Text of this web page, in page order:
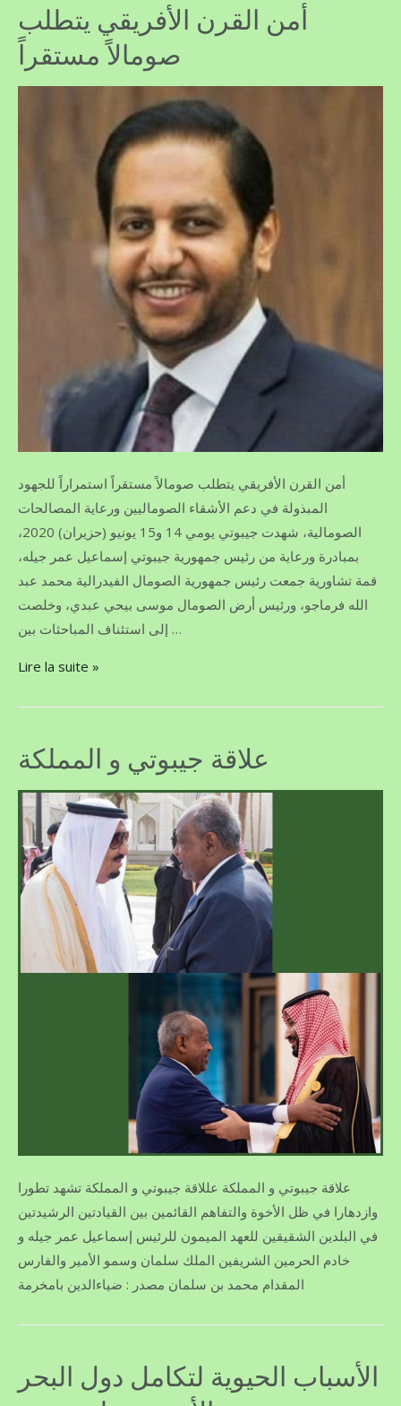
أمن القرن الأفريقي يتطلب
صومالاً مستقراً
أمن القرن الأفريقي يتطلب صومالاً مستقراً استمراراً للجهود
المبذولة في دعم الأشقاء الصوماليين ورعاية المصالحات
الصومالية، شهدت جيبوتي يومي 14 و15 يونيو (حزيران) 2020،
بمبادرة ورعاية من رئيس جمهورية جيبوتي إسماعيل عمر جيله،
قمة تشاورية جمعت رئيس جمهورية الصومال الفيدرالية محمد عبد
الله فرماجو، ورئيس أرض الصومال موسى بيحي عبدي، وخلصت
إلى استئناف المباحثات بين …
Lire la suite »
علاقة جيبوتي و المملكة
علاقة جيبوتي و المملكة عللاقة جيبوتي و المملكة تشهد تطورا
وازدهارا في ظل الأخوة والتفاهم القائمين بين القيادتين الرشيدتين
في البلدين الشقيقين للعهد الميمون للرئيس إسماعيل عمر جيله و
خادم الحرمين الشريفين الملك سلمان وسمو الأمير والفارس
المقدام محمد بن سلمان مصدر : ضياءالدين بامخرمة
الأسباب الحيوية لتكامل دول البحر